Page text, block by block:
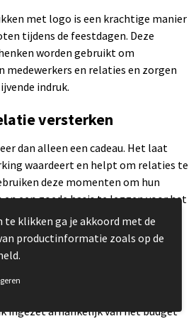
met logo is een krachtige manier
tijdens de feestdagen. Deze
worden gebruikt om
medewerkers en relaties en zorgen
indruk.
versterken
dan alleen een cadeau. Het laat
waardeert en helpt om relaties te
deze momenten om hun
een goede basis te leggen voor het
foodpakketten, drinkwaren,
Ook kleine cadeaus en luxe
ingezet afhankelijk van het budget
te klikken ga je akkoord met de
productinformatie zoals op de